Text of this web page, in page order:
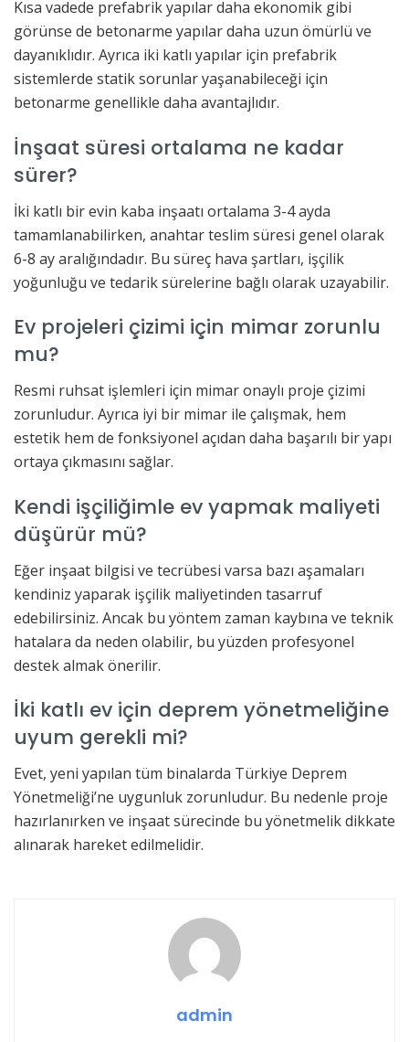
Kısa vadede prefabrik yapılar daha ekonomik gibi
görünse de betonarme yapılar daha uzun ömürlü ve
dayanıklıdır. Ayrıca iki katlı yapılar için prefabrik
sistemlerde statik sorunlar yaşanabileceği için
betonarme genellikle daha avantajlıdır.
İnşaat süresi ortalama ne kadar
sürer?
İki katlı bir evin kaba inşaatı ortalama 3-4 ayda
tamamlanabilirken, anahtar teslim süresi genel olarak
6-8 ay aralığındadır. Bu süreç hava şartları, işçilik
yoğunluğu ve tedarik sürelerine bağlı olarak uzayabilir.
Ev projeleri çizimi için mimar zorunlu
mu?
Resmi ruhsat işlemleri için mimar onaylı proje çizimi
zorunludur. Ayrıca iyi bir mimar ile çalışmak, hem
estetik hem de fonksiyonel açıdan daha başarılı bir yapı
ortaya çıkmasını sağlar.
Kendi işçiliğimle ev yapmak maliyeti
düşürür mü?
Eğer inşaat bilgisi ve tecrübesi varsa bazı aşamaları
kendiniz yaparak işçilik maliyetinden tasarruf
edebilirsiniz. Ancak bu yöntem zaman kaybına ve teknik
hatalara da neden olabilir, bu yüzden profesyonel
destek almak önerilir.
İki katlı ev için deprem yönetmeliğine
uyum gerekli mi?
Evet, yeni yapılan tüm binalarda Türkiye Deprem
Yönetmeliği’ne uygunluk zorunludur. Bu nedenle proje
hazırlanırken ve inşaat sürecinde bu yönetmelik dikkate
alınarak hareket edilmelidir.
admin